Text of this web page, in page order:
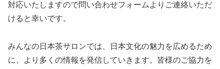
対応いたしますので問い合わせフォームよりご連絡いただ
けると幸いです。
みんなの日本茶サロンでは、日本文化の魅力を広めるため
に、より多くの情報を発信していきます。皆様のご協力を